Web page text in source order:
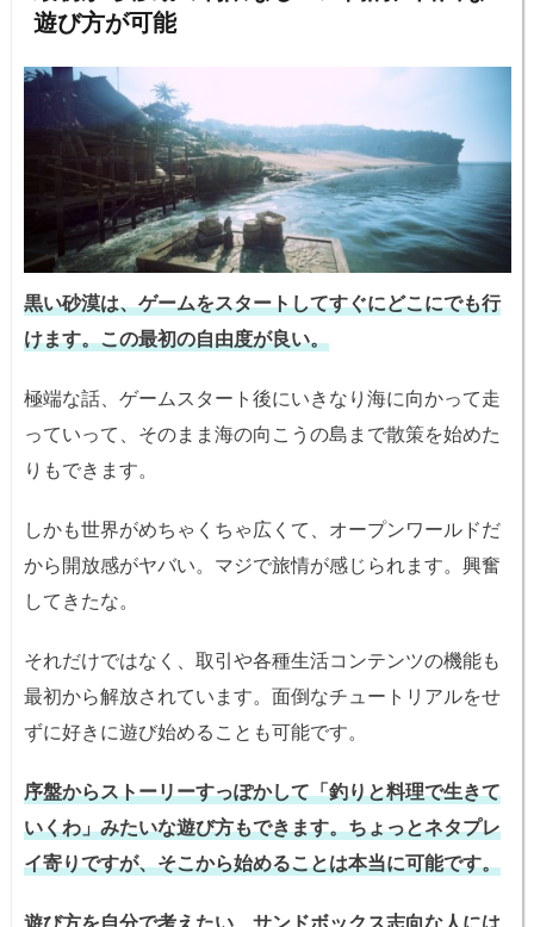
遊び方が可能
黒い砂漠は、ゲームをスタートしてすぐにどこにでも行
けます。この最初の自由度が良い。
極端な話、ゲームスタート後にいきなり海に向かって走
っていって、そのまま海の向こうの島まで散策を始めた
りもできます。
しかも世界がめちゃくちゃ広くて、オープンワールドだ
から開放感がヤバい。マジで旅情が感じられます。興奮
してきたな。
それだけではなく、取引や各種生活コンテンツの機能も
最初から解放されています。面倒なチュートリアルをせ
ずに好きに遊び始めることも可能です。
序盤からストーリーすっぽかして「釣りと料理で生きて
いくわ」みたいな遊び方もできます。ちょっとネタプレ
イ寄りですが、そこから始めることは本当に可能です。
遊び方を自分で考えたい、サンドボックス志向な人には